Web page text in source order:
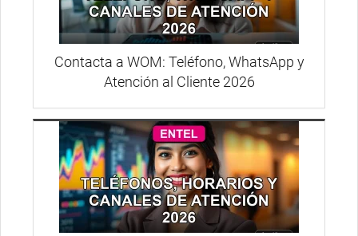
Contacta a WOM: Teléfono, WhatsApp y
Atención al Cliente 2026